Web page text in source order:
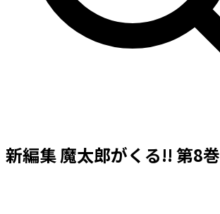
新編集 魔太郎がくる!! 第8巻